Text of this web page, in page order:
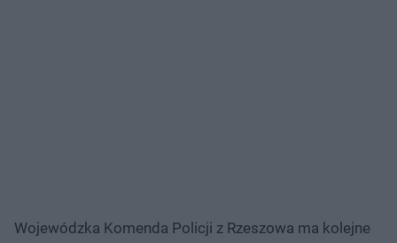
Wojewódzka Komenda Policji z Rzeszowa ma kolejne